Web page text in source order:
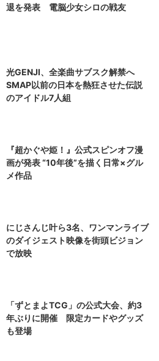
退を発表 電脳少女シロの戦友
光GENJI、全楽曲サブスク解禁へ
SMAP以前の日本を熱狂させた伝説
のアイドル7人組
『超かぐや姫！』公式スピンオフ漫
画が発表 “10年後”を描く日常×グル
メ作品
にじさんじ叶ら3名、ワンマンライブ
のダイジェスト映像を街頭ビジョン
で放映
「ずとまよTCG」の公式大会、約3
年ぶりに開催 限定カードやグッズ
も登場